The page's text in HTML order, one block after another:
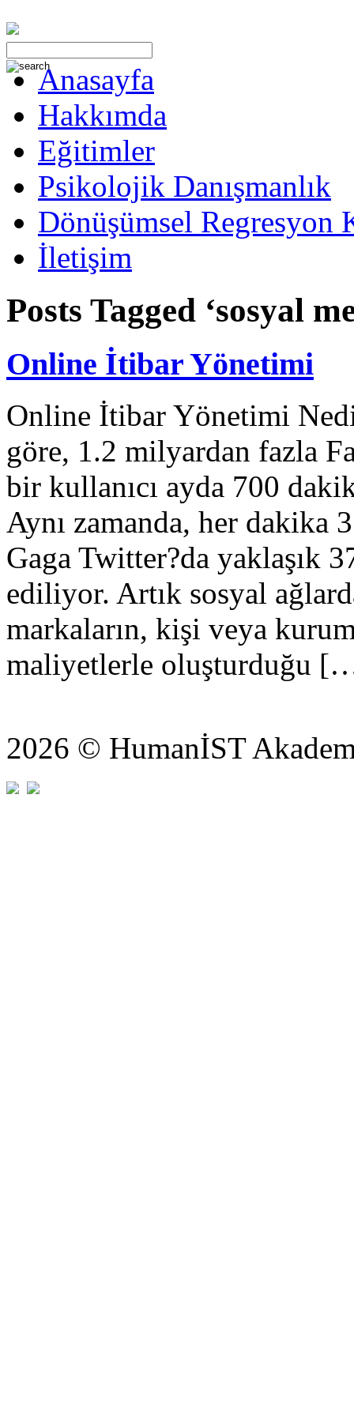
Anasayfa
Hakkımda
Eğitimler
Psikolojik Danışmanlık
Dönüşümsel Regresyon
İletişim
Posts Tagged ‘sosyal
Online İtibar Yönetimi
Online İtibar Yönetimi
göre, 1.2 milyardan fazla
bir kullanıcı ayda 700
Aynı zamanda, her
Gaga Twitter?da yaklaşık
ediliyor. Artık sosyal
markaların, kişi veya
maliyetlerle oluşturduğu
2026 © HumanİST